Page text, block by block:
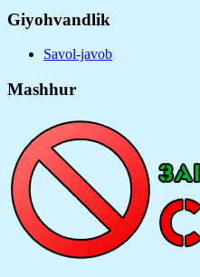
Giyohvandlik
Savol-javob
Mashhur